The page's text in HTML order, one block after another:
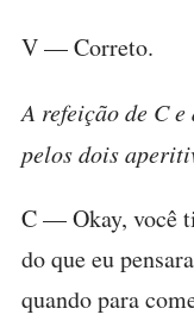
V — Correto.
A refeição de C e
pelos dois
C — Okay, você
do que eu
quando para